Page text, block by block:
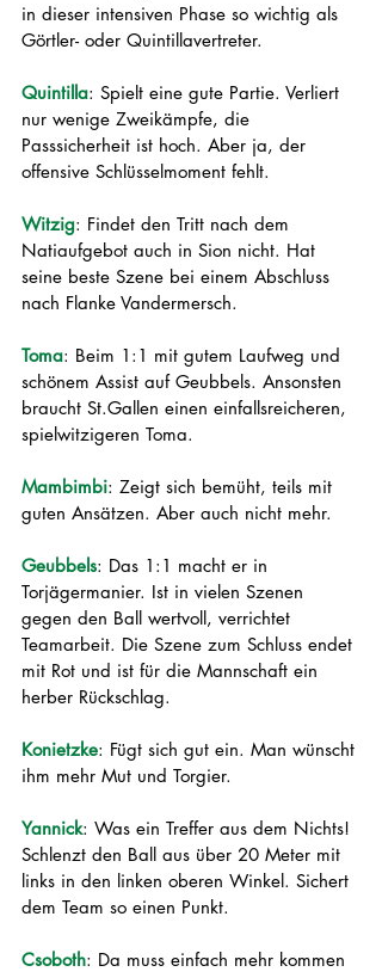
in dieser intensiven Phase so wichtig als
Görtler- oder Quintillavertreter.
Quintilla: Spielt eine gute Partie. Verliert
nur wenige Zweikämpfe, die
Passsicherheit ist hoch. Aber ja, der
offensive Schlüsselmoment fehlt.
Witzig: Findet den Tritt nach dem
Natiaufgebot auch in Sion nicht. Hat
seine beste Szene bei einem Abschluss
nach Flanke Vandermersch.
Toma: Beim 1:1 mit gutem Laufweg und
schönem Assist auf Geubbels. Ansonsten
braucht St.Gallen einen einfallsreicheren,
spielwitzigeren Toma.
Mambimbi: Zeigt sich bemüht, teils mit
guten Ansätzen. Aber auch nicht mehr.
Geubbels: Das 1:1 macht er in
Torjägermanier. Ist in vielen Szenen
gegen den Ball wertvoll, verrichtet
Teamarbeit. Die Szene zum Schluss endet
mit Rot und ist für die Mannschaft ein
herber Rückschlag.
Konietzke: Fügt sich gut ein. Man wünscht
ihm mehr Mut und Torgier.
Yannick: Was ein Treffer aus dem Nichts!
Schlenzt den Ball aus über 20 Meter mit
links in den linken oberen Winkel. Sichert
dem Team so einen Punkt.
Csoboth: Da muss einfach mehr kommen